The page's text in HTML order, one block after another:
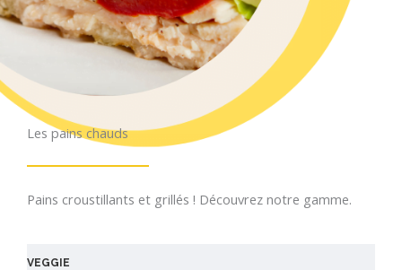
Les pains chauds
Pains croustillants et grillés ! Découvrez notre gamme.
VEGGIE